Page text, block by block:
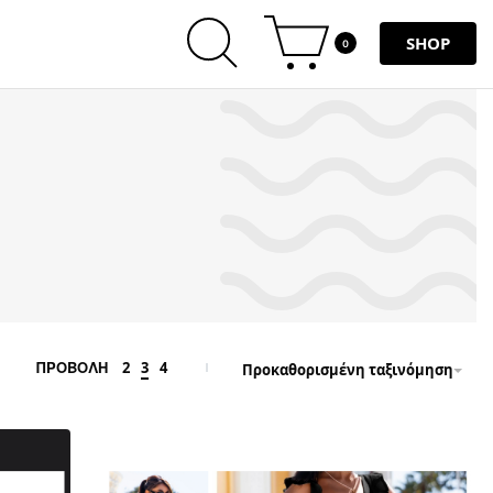
0 SHOP
ΠΡΟΒΟΛΗ 2 3 4 Προκαθορισμένη ταξινόμηση